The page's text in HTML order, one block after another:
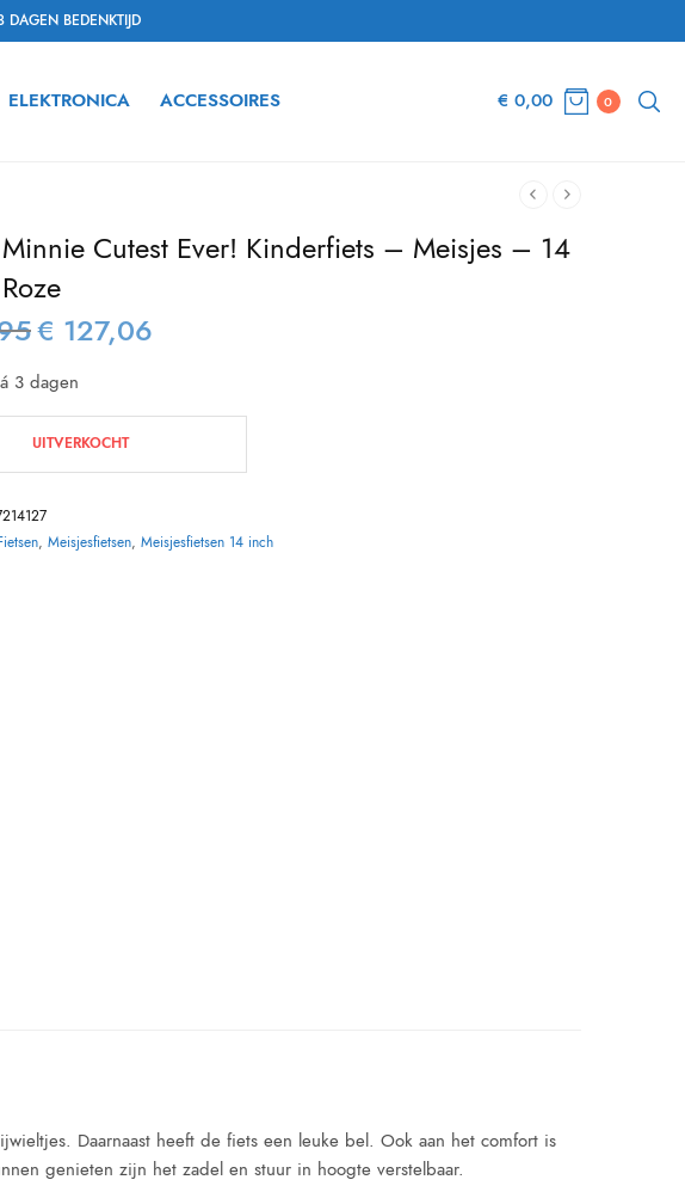
BEDENKTIJD
ELEKTRONICA ACCESSOIRES € 0,00 0
Cutest Ever! Kinderfiets – Meisjes – 14
Oorspronkelijke
€ 154,95.
€ 127,06
3 dagen
UITVERKOCHT
, Meisjesfietsen, Meisjesfietsen 14 inch
Daarnaast heeft de fiets een leuke bel. Ook aan het comfort is
genieten zijn het zadel en stuur in hoogte verstelbaar.